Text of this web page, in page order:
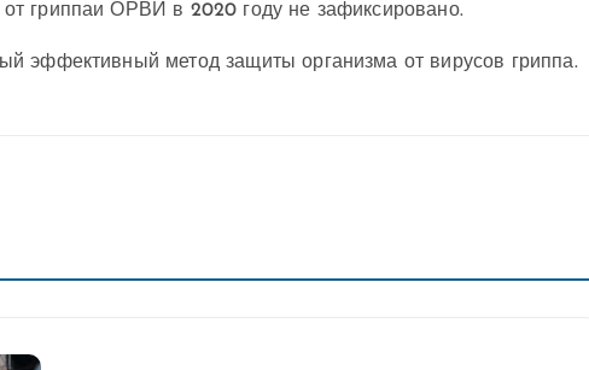
гриппаи ОРВИ в 2020 году не зафиксировано.
эффективный метод защиты организма от вирусов гриппа.